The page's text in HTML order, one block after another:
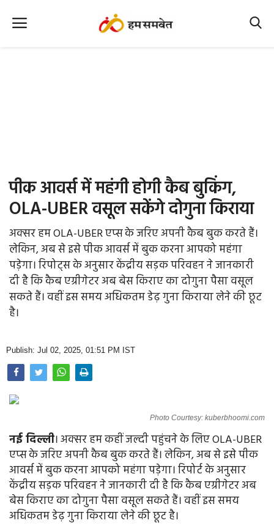
Office Office
Farm & Food
Opinion
Home
पीक आवर्स में महंगी होगी कैब बुकिंग,
OLA-UBER वसूल सकेंगे दोगुना किराया
अक्सर हम OLA-UBER एप्स के जरिए अपनी कैब बुक करते हैं।
लेकिन, अब से इसे पीक आवर्स में बुक करना आपको महंगा
पड़ेगा। रिपोट्स के अनुसार केंद्रीय सड़क परिवहन ने जानकारी
दी है कि कैब एग्रीगेटर अब बेस किराए का दोगुना पैसा वसूल
सकते हैं। वहीं इस समय अधिकतम डेढ़ गुना किराया लेने की छूट
है।
Publish: Jul 02, 2025, 01:51 PM IST
Photo Courtesy: kuberbhoomi.com
नई दिल्ली। अक्सर हम कहीं जल्दी पहुंचने के लिए OLA-UBER
एप्स के जरिए अपनी कैब बुक करते हैं। लेकिन, अब से इसे पीक
आवर्स में बुक करना आपको महंगा पड़ेगा। रिपोर्ट के अनुसार
केंद्रीय सड़क परिवहन ने जानकारी दी है कि कैब एग्रीगेटर अब
बेस किराए का दोगुना पैसा वसूल सकते हैं। वहीं इस समय
अधिकतम डेढ़ गुना किराया लेने की छूट है।